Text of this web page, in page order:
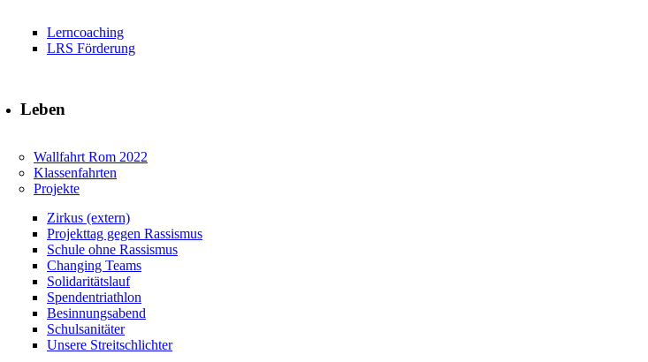
Lerncoaching
LRS Förderung
Leben
Wallfahrt Rom 2022
Klassenfahrten
Projekte
Zirkus (extern)
Projekttag gegen Rassismus
Schule ohne Rassismus
Changing Teams
Solidaritätslauf
Spendentriathlon
Besinnungsabend
Schulsanitäter
Unsere Streitschlichter